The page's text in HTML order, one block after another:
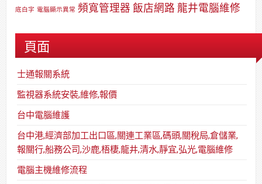
底白字 電腦顯示異常 頻寬管理器 飯店網路 龍井電腦維修
頁面
士通報關系統
監視器系統安裝,維修,報價
台中電腦維護
台中港,經濟部加工出口區,關連工業區,碼頭,關稅局,倉儲業,
報關行,船務公司,沙鹿,梧棲,龍井,清水,靜宜,弘光,電腦維修
電腦主機維修流程